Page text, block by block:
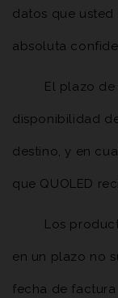
datos que
absoluta
El plazo
disponibilidad
destino, y en
que QUOLED
Los
en un plazo no
fecha de factura